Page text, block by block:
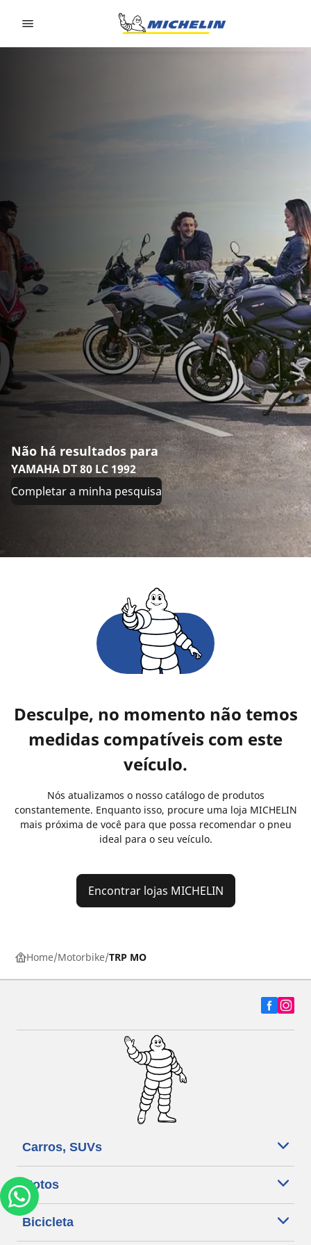
Não há resultados para
YAMAHA DT 80 LC 1992
Completar a minha pesquisa
Desculpe, no momento não temos
medidas compatíveis com este
veículo.
Nós atualizamos o nosso catálogo de produtos
constantemente. Enquanto isso, procure uma loja MICHELIN
mais próxima de você para que possa recomendar o pneu
ideal para o seu veículo.
Encontrar lojas MICHELIN
Home Motorbike TRP MO
Carros, SUVs
Motos
Bicicleta